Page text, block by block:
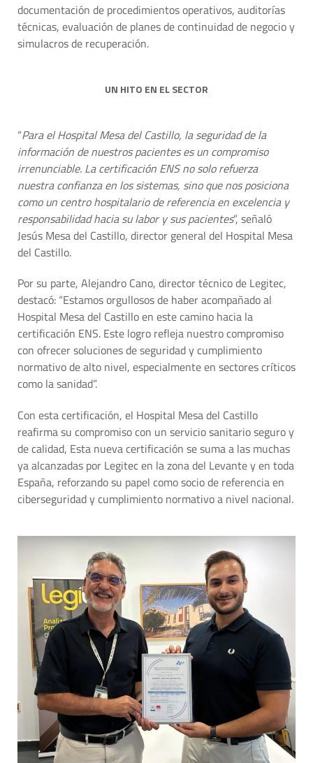
documentación de procedimientos operativos, auditorías
técnicas, evaluación de planes de continuidad de negocio y
simulacros de recuperación.
UN HITO EN EL SECTOR
“Para el Hospital Mesa del Castillo, la seguridad de la
información de nuestros pacientes es un compromiso
irrenunciable. La certificación ENS no solo refuerza
nuestra confianza en los sistemas, sino que nos posiciona
como un centro hospitalario de referencia en excelencia y
responsabilidad hacia su labor y sus pacientes”, señaló
Jesús Mesa del Castillo, director general del Hospital Mesa
del Castillo.
Por su parte, Alejandro Cano, director técnico de Legitec,
destacó: “Estamos orgullosos de haber acompañado al
Hospital Mesa del Castillo en este camino hacia la
certificación ENS. Este logro refleja nuestro compromiso
con ofrecer soluciones de seguridad y cumplimiento
normativo de alto nivel, especialmente en sectores críticos
como la sanidad”.
Con esta certificación, el Hospital Mesa del Castillo
reafirma su compromiso con un servicio sanitario seguro y
de calidad, Esta nueva certificación se suma a las muchas
ya alcanzadas por Legitec en la zona del Levante y en toda
España, reforzando su papel como socio de referencia en
ciberseguridad y cumplimiento normativo a nivel nacional.